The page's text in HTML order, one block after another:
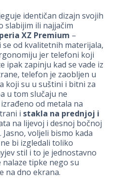
identičan dizajn svojih
slabijim ili najjačim
XZ Premium –
od kvalitetnih materijala,
jer telefoni koji
ipak zapinju kad se vade iz
telefon je zaobljen u
koji su u suštini i bitni za
u tom slučaju ne
od metala na
i stakla na prednjoj i
na lijevoj i desnoj bočnoj
voljeli bismo kada
bi izgledali toliko
stil i to je jednostavno
tipke nego su
na dno ekrana.